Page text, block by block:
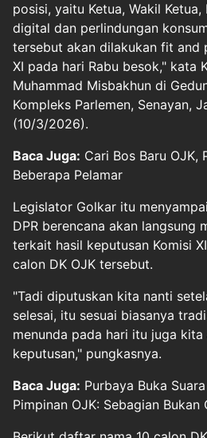
posisi, yaitu Ketua, Wakil
digital dan perlindungan
tersebut akan dilakukan fit and
XI pada hari Rabu besok," kata
Muhammad Misbakhun di
Kompleks Parlemen, Senayan,
(10/3/2026).
Baca Juga: Cari Bos Baru OJK,
Beberapa Pelamar
Legislator Golkar itu
DPR berencana akan langsung
terkait hasil keputusan Komisi
calon DK OJK tersebut.
"Tadi diputuskan kita nanti
selesai, itu sesuai biasanya
menunda pada hari itu juga
keputusan," pungkasnya.
Baca Juga: Purbaya Buka
Pimpinan OJK: Sebagian Bukan